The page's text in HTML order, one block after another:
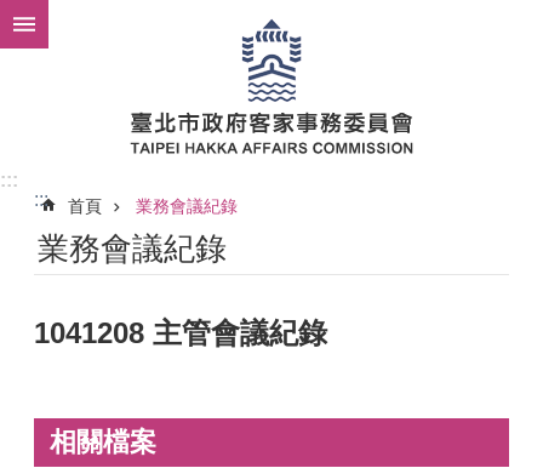
跳到主要內容區塊
:::
:::
首頁 業務會議紀錄
業務會議紀錄
1041208 主管會議紀錄
相關檔案